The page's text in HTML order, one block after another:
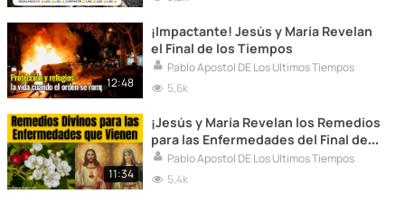
12:48
¡Impactante! Jesús y María Revelan
el Final de los Tiempos
Pablo Apostol DE Los Ultimos Tiempos
5,6k
11:34
¡Jesús y María Revelan los Remedios
para las Enfermedades del Final de
los Tiempos!
Pablo Apostol DE Los Ultimos Tiempos
5,4k